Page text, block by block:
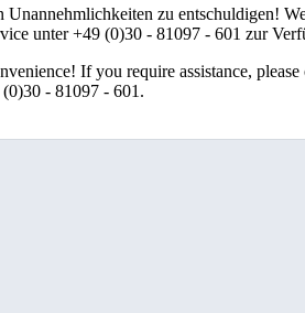
Unannehmlichkeiten zu entschuldigen!
unter +49 (0)30 - 81097 - 601 zur
If you require assistance,
- 81097 - 601.